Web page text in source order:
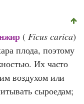
( Ficus carica)
плода, поэтому
Их часто
воздухом или
сыроедам;